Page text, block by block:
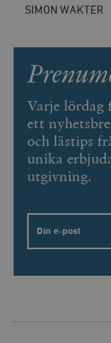
SIMON WAKTER
Varje lördag
ett
och lästips
unika
utgivning.
Email